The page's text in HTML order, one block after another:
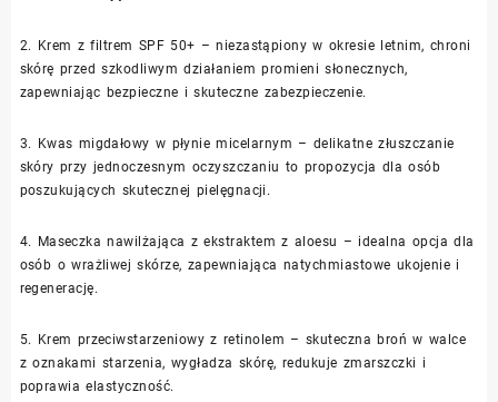
2. Krem z filtrem SPF 50+ – niezastąpiony w okresie letnim, chroni
skórę przed szkodliwym działaniem promieni słonecznych,
zapewniając bezpieczne i skuteczne zabezpieczenie.
3. Kwas migdałowy w płynie micelarnym – delikatne złuszczanie
skóry przy jednoczesnym oczyszczaniu to propozycja dla osób
poszukujących skutecznej pielęgnacji.
4. Maseczka nawilżająca z ekstraktem z aloesu – idealna opcja dla
osób o wrażliwej skórze, zapewniająca natychmiastowe ukojenie i
regenerację.
5. Krem przeciwstarzeniowy z retinolem – skuteczna broń w walce
z oznakami starzenia, wygładza skórę, redukuje zmarszczki i
poprawia elastyczność.